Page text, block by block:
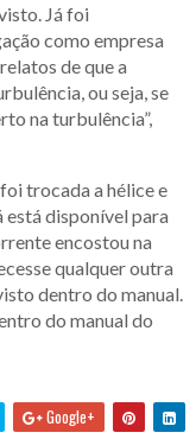
Já foi
como empresa
de que a
ou seja, se
na turbulência”,
trocada a hélice e
está disponível para
encostou na
qualquer outra
dentro do manual.
do manual do
Google+